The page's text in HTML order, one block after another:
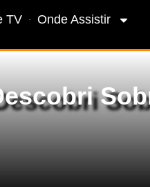
TV Onde Assistir